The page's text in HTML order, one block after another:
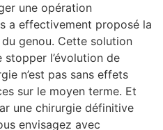
une opération
a effectivement proposé la
genou. Cette solution
l’évolution de
n’est pas sans effets
sur le moyen terme. Et
une chirurgie définitive
envisagez avec